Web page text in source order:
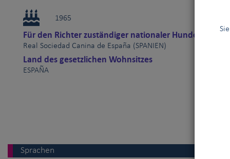
1965
Für den Richter zuständiger nationaler Hundeverband
Real Sociedad Canina de España (SPANIEN)
Land des gesetzlichen Wohnsitzes
ESPAÑA
Sprachen